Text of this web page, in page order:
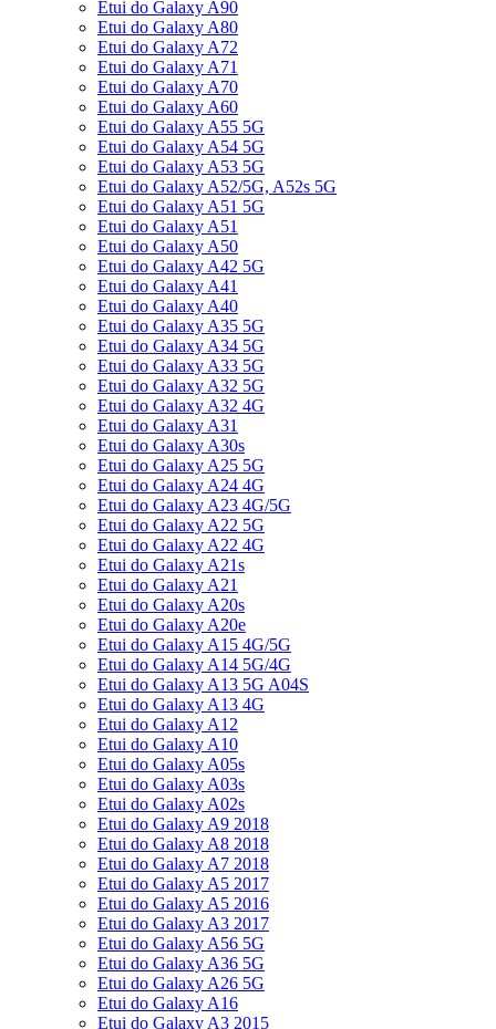
Etui do Galaxy A90
Etui do Galaxy A80
Etui do Galaxy A72
Etui do Galaxy A71
Etui do Galaxy A70
Etui do Galaxy A60
Etui do Galaxy A55 5G
Etui do Galaxy A54 5G
Etui do Galaxy A53 5G
Etui do Galaxy A52/5G, A52s 5G
Etui do Galaxy A51 5G
Etui do Galaxy A51
Etui do Galaxy A50
Etui do Galaxy A42 5G
Etui do Galaxy A41
Etui do Galaxy A40
Etui do Galaxy A35 5G
Etui do Galaxy A34 5G
Etui do Galaxy A33 5G
Etui do Galaxy A32 5G
Etui do Galaxy A32 4G
Etui do Galaxy A31
Etui do Galaxy A30s
Etui do Galaxy A25 5G
Etui do Galaxy A24 4G
Etui do Galaxy A23 4G/5G
Etui do Galaxy A22 5G
Etui do Galaxy A22 4G
Etui do Galaxy A21s
Etui do Galaxy A21
Etui do Galaxy A20s
Etui do Galaxy A20e
Etui do Galaxy A15 4G/5G
Etui do Galaxy A14 5G/4G
Etui do Galaxy A13 5G A04S
Etui do Galaxy A13 4G
Etui do Galaxy A12
Etui do Galaxy A10
Etui do Galaxy A05s
Etui do Galaxy A03s
Etui do Galaxy A02s
Etui do Galaxy A9 2018
Etui do Galaxy A8 2018
Etui do Galaxy A7 2018
Etui do Galaxy A5 2017
Etui do Galaxy A5 2016
Etui do Galaxy A3 2017
Etui do Galaxy A56 5G
Etui do Galaxy A36 5G
Etui do Galaxy A26 5G
Etui do Galaxy A16
Etui do Galaxy A3 2015